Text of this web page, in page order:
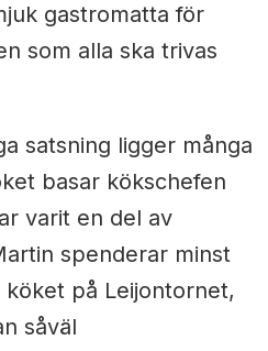
gastromatta för
som alla ska trivas
satsning ligger många
basar kökschefen
varit en del av
spenderar minst
på Leijontornet,
såväl